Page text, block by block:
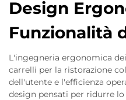
Design
Funzionalità
L'ingegneria ergonomica
carrelli per la ristorazione
dell'utente e l'efficienza
design pensati per ridurre